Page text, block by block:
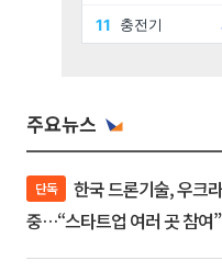
주요뉴스
단독
중…“스타트업 여러 곳 참여”